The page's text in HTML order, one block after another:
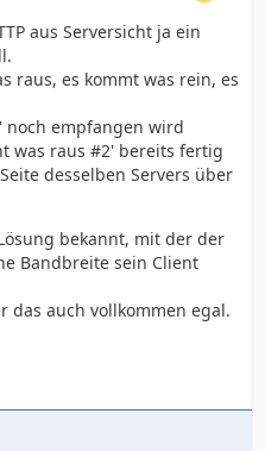
aus Serversicht ja ein
raus, es kommt was rein, es
noch empfangen wird
was raus #2' bereits fertig
desselben Servers über
bekannt, mit der der
Bandbreite sein Client
das auch vollkommen egal.